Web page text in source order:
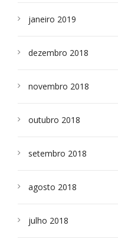
janeiro 2019
dezembro 2018
novembro 2018
outubro 2018
setembro 2018
agosto 2018
julho 2018